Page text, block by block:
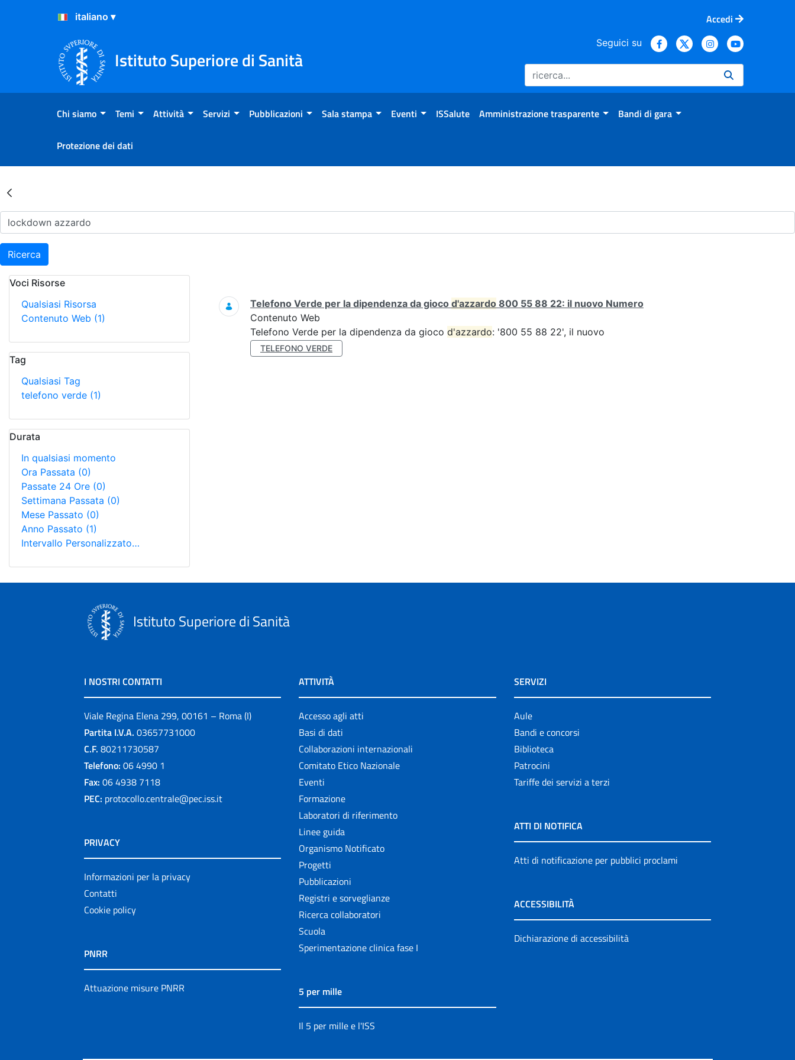
Salta al Contenuto
Salta al Footer
Accedi
Istituto Superiore di Sanità
Seguici su
Chi siamo Temi Attività Servizi Pubblicazioni Sala stampa Eventi ISSalute Amministrazione trasparente Bandi di gara
Protezione dei dati
Risultati della Ricerca - Archivio
Ricerca
Voci Risorse
Qualsiasi Risorsa
Contenuto Web (1)
Tag
Qualsiasi Tag
telefono verde (1)
Durata
In qualsiasi momento
Ora Passata (0)
Passate 24 Ore (0)
Settimana Passata (0)
Mese Passato (0)
Anno Passato (1)
Intervallo Personalizzato…
Ricerca
Telefono Verde per la dipendenza da gioco d'azzardo 800 55 88 22: il nuovo Numero
Contenuto Web
Telefono Verde per la dipendenza da gioco d'azzardo: '800 55 88 22', il nuovo
TELEFONO VERDE
Istituto Superiore di Sanità
I NOSTRI CONTATTI
Viale Regina Elena 299, 00161 – Roma (I)
Partita I.V.A. 03657731000
C.F. 80211730587
Telefono: 06 4990 1
Fax: 06 4938 7118
PEC: protocollo.centrale@pec.iss.it
PRIVACY
Informazioni per la privacy
Contatti
Cookie policy
PNRR
Attuazione misure PNRR
ATTIVITÀ
Accesso agli atti
Basi di dati
Collaborazioni internazionali
Comitato Etico Nazionale
Eventi
Formazione
Laboratori di riferimento
Linee guida
Organismo Notificato
Progetti
Pubblicazioni
Registri e sorveglianze
Ricerca collaboratori
Scuola
Sperimentazione clinica fase I
5 per mille
Il 5 per mille e l'ISS
SERVIZI
Aule
Bandi e concorsi
Biblioteca
Patrocini
Tariffe dei servizi a terzi
ATTI DI NOTIFICA
Atti di notificazione per pubblici proclami
ACCESSIBILITÀ
Dichiarazione di accessibilità